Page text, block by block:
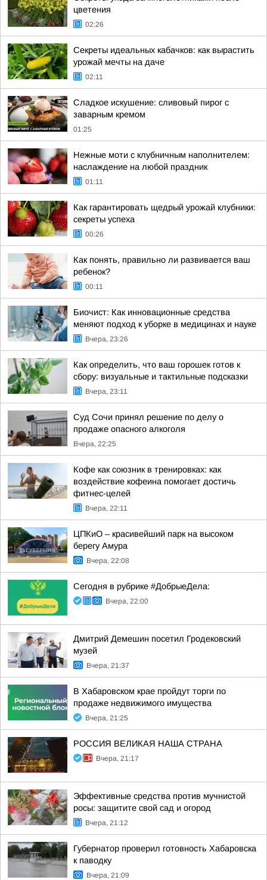
цветения
02:26
Секреты идеальных кабачков: как вырастить
урожай мечты на даче
02:11
Сладкое искушение: сливовый пирог с
заварным кремом
01:25
Нежные моти с клубничным наполнителем:
наслаждение на любой праздник
01:11
Как гарантировать щедрый урожай клубники:
секреты успеха
00:26
Как понять, правильно ли развивается ваш
ребенок?
00:11
Биочист: Как инновационные средства
меняют подход к уборке в медицинах и науке
Вчера, 23:26
Как определить, что ваш горошек готов к
сбору: визуальные и тактильные подсказки
Вчера, 23:11
Суд Сочи принял решение по делу о
продаже опасного алкоголя
Вчера, 22:25
Кофе как союзник в тренировках: как
воздействие кофеина помогает достичь
фитнес-целей
Вчера, 22:11
ЦПКиО – красивейший парк на высоком
берегу Амура
Вчера, 22:08
Сегодня в рубрике #ДобрыеДела:
Вчера, 22:00
Дмитрий Демешин посетил Гродековский
музей
Вчера, 21:37
В Хабаровском крае пройдут торги по
продаже недвижимого имущества
Вчера, 21:25
РОССИЯ ВЕЛИКАЯ НАША СТРАНА
Вчера, 21:17
Эффективные средства против мучнистой
росы: защитите свой сад и огород
Вчера, 21:12
Губернатор проверил готовность Хабаровска
к паводку
Вчера, 21:09